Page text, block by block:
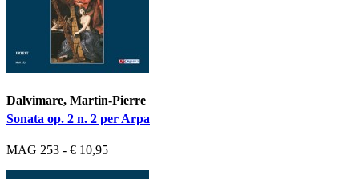
Dalvimare, Martin-Pierre
Sonata op. 2 n. 2 per Arpa
MAG 253 - € 10,95